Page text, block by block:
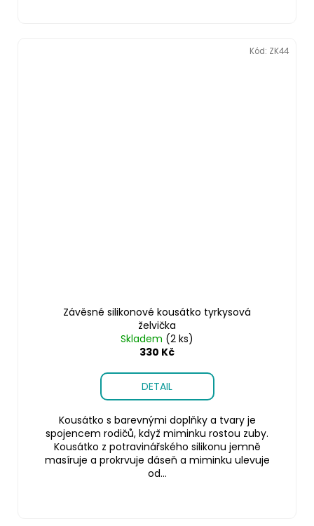
Závěsné silikonové kousátko tyrkysová
želvička
Skladem (2 ks)
330 Kč
DETAIL
Kousátko s barevnými doplňky a tvary je
spojencem rodičů, když miminku rostou zuby.
Kousátko z potravinářského silikonu jemně
masíruje a prokrvuje dáseň a miminku ulevuje
od...
Kód: ZK44